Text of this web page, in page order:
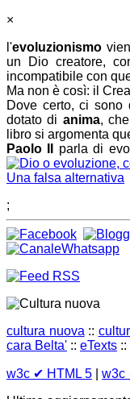
×
l'evoluzionismo
un Dio creatore,
incompatibile con
Ma non è così: il
Dove certo, ci
dotato di anima,
libro si argomenta
Paolo II
parla di
Una falsa alternativa
;
cultura nuova ::
cara Belta' :: eTexts ::
w3c ✔ HTML 5 w3c